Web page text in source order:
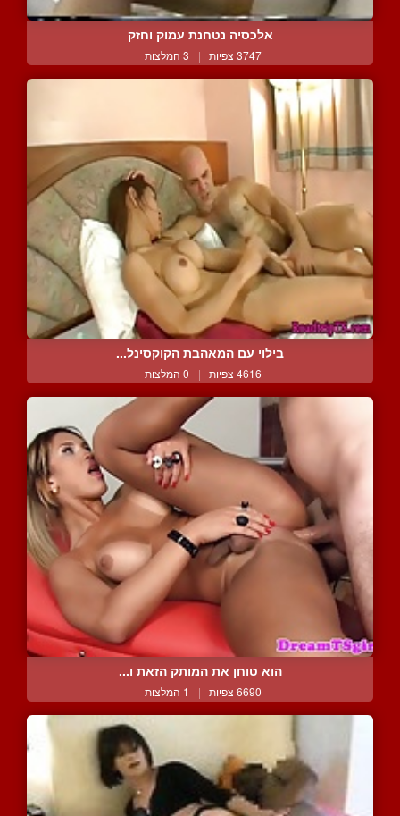
אלכסיה נטחנת עמוק וחזק
3747 צפיות | 3 המלצות
בילוי עם המאהבת הקוקסינל...
4616 צפיות | 0 המלצות
הוא טוחן את המותק הזאת ו...
6690 צפיות | 1 המלצות